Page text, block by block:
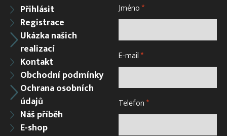
Přihlásit
Registrace
Ukázka našich
realizací
Kontakt
Obchodní podmínky
Ochrana osobních
údajů
Náš příběh
E-shop
Jméno*
E-mail*
Telefon*